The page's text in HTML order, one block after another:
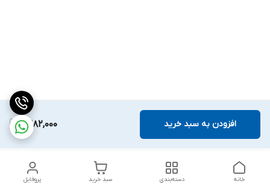
1,382,000 افزودن به سبد خرید
پروفایل سبد خرید دسته‌بندی خانه